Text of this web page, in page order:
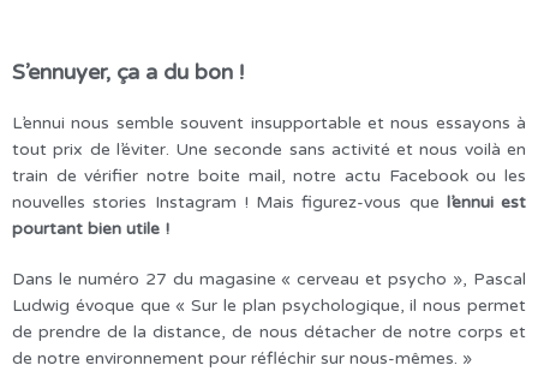
S’ennuyer, ça a du bon !
L’ennui nous semble souvent insupportable et nous essayons à
tout prix de l’éviter. Une seconde sans activité et nous voilà en
train de vérifier notre boite mail, notre actu Facebook ou les
nouvelles stories Instagram ! Mais figurez-vous que l’ennui est
pourtant bien utile !
Dans le numéro 27 du magasine « cerveau et psycho », Pascal
Ludwig évoque que « Sur le plan psychologique, il nous permet
de prendre de la distance, de nous détacher de notre corps et
de notre environnement pour réfléchir sur nous-mêmes. »